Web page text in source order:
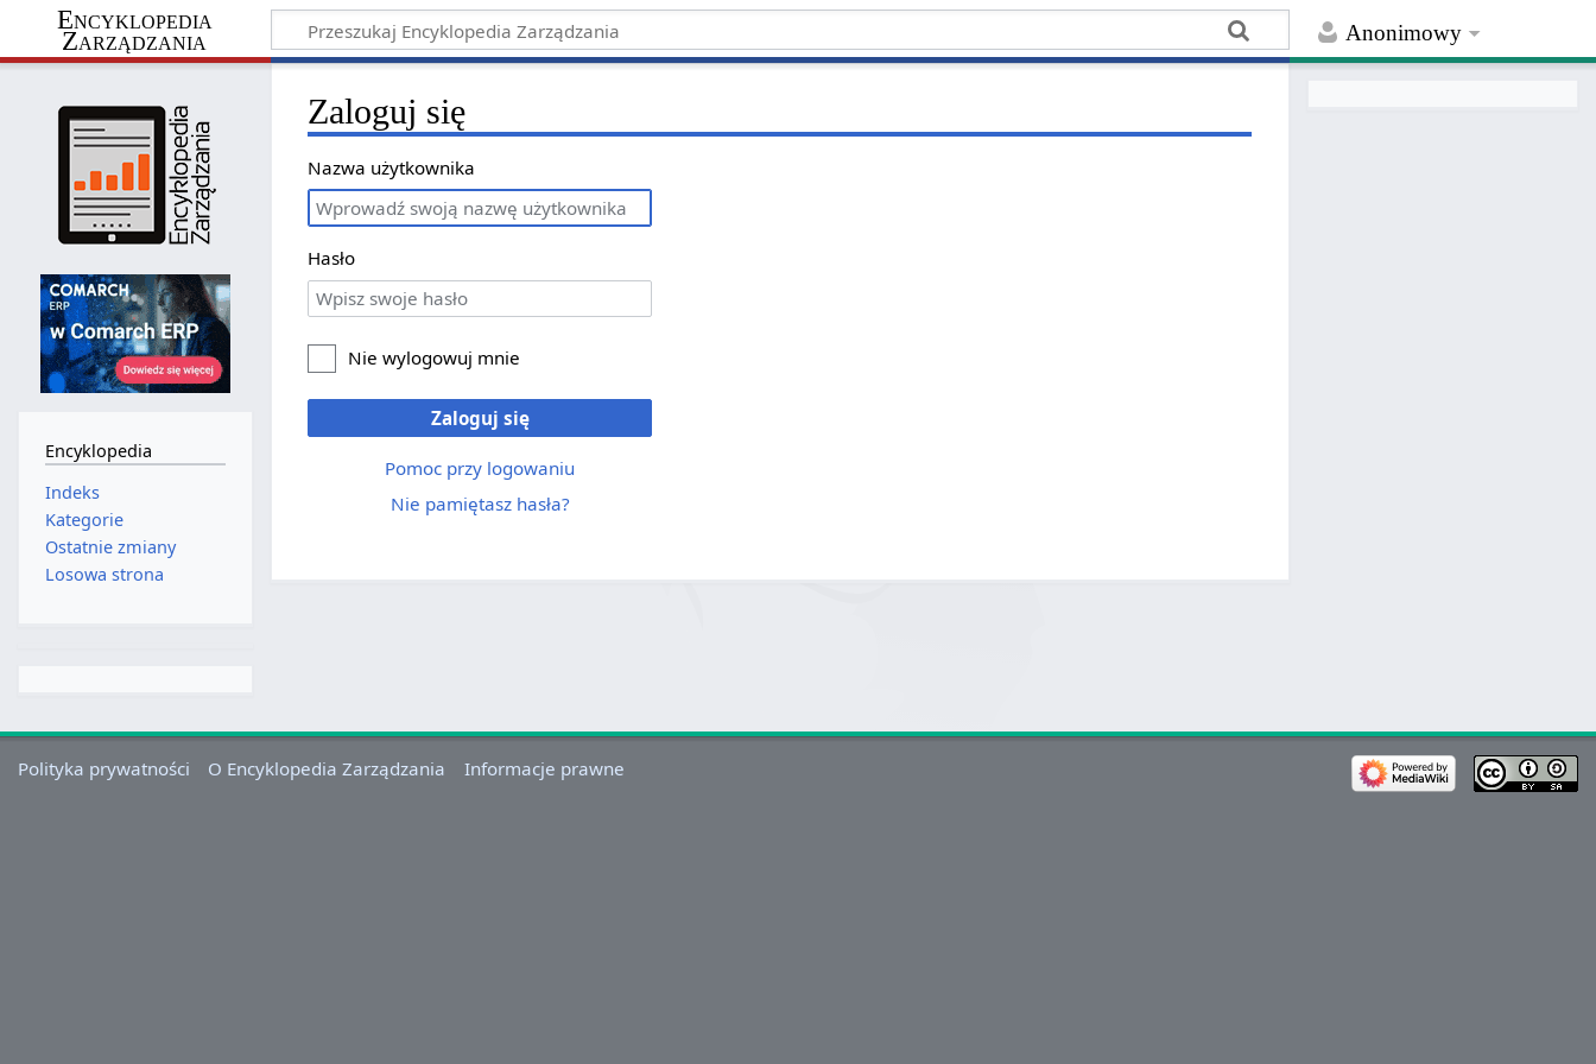
Anonimowy
Encyklopedia
Zarządzania
Zaloguj się
Nazwa użytkownika
Hasło
Nie wylogowuj mnie
Zaloguj się
Pomoc przy logowaniu
Nie pamiętasz hasła?
Encyklopedia
Indeks
Kategorie
Ostatnie zmiany
Losowa strona
Polityka prywatności O Encyklopedia Zarządzania Informacje prawne